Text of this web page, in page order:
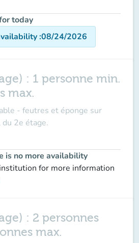
today
:08/24/2026
: 1 personne min.
max.
- feutres et éponge sur
du 2e étage.
is no more availability
for more information
: 2 personnes
max.